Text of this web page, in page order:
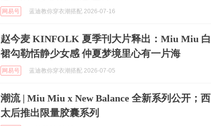
网易号 蓝迪教你穿衣潮搭配 2026-07-16
赵今麦 KINFOLK 夏季刊大片释出：Miu Miu 白
裙勾勒恬静少女感 仲夏梦境里心有一片海
网易号 蓝迪教你穿衣潮搭配 2026-07-05
潮流 | Miu Miu x New Balance 全新系列公开；西
太后推出限量胶囊系列